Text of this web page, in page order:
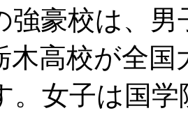
強豪校は、
木高校が全
。女子は国